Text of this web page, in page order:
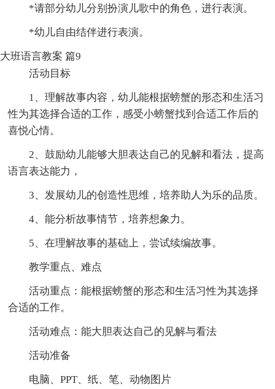
*请部分幼儿分别扮演儿歌中的角色，进行表演。
*幼儿自由结伴进行表演。
大班语言教案 篇9
活动目标
1、理解故事内容，幼儿能根据螃蟹的形态和生活习
性为其选择合适的工作，感受小螃蟹找到合适工作后的
喜悦心情。
2、鼓励幼儿能够大胆表达自己的见解和看法，提高
语言表达能力，
3、发展幼儿的创造性思维，培养助人为乐的品质。
4、能分析故事情节，培养想象力。
5、在理解故事的基础上，尝试续编故事。
教学重点、难点
活动重点：能根据螃蟹的形态和生活习性为其选择
合适的工作。
活动难点：能大胆表达自己的见解与看法
活动准备
电脑、PPT、纸、笔、动物图片